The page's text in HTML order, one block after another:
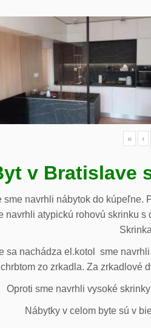
« ‹
v Bratislave
sme navrhli nábytok do
navrhli atypickú rohovú skrinku
sa nachádza el.kotol sme
zo zrkadla. Za zrkadlové
Oproti sme navrhli vysoké
Nábytky v celom byte sú v